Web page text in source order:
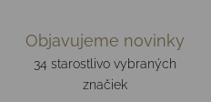
Objavujeme novinky
34 starostlivo vybraných
značiek